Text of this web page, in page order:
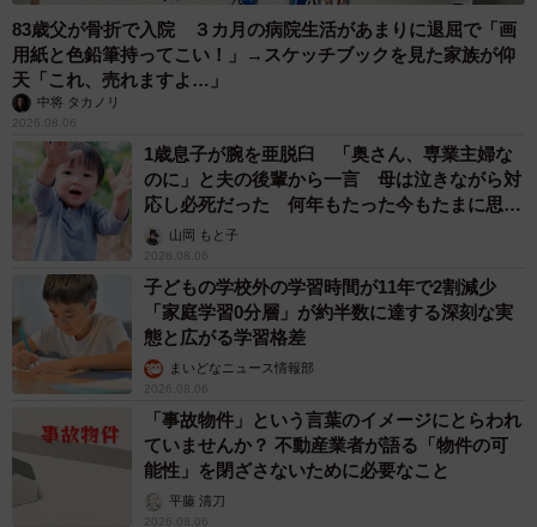
83歳父が骨折で入院 ３カ月の病院生活があまりに退屈で「画
用紙と色鉛筆持ってこい！」→スケッチブックを見た家族が仰
天「これ、売れますよ…」
中将 タカノリ
2026.08.06
1歳息子が腕を亜脱臼 「奥さん、専業主婦な
のに」と夫の後輩から一言 母は泣きながら対
応し必死だった 何年もたった今もたまに思い
出し…山岡 もと子
2026.08.06
子どもの学校外の学習時間が11年で2割減少
「家庭学習0分層」が約半数に達する深刻な実
態と広がる学習格差
まいどなニュース情報部
2026.08.06
「事故物件」という言葉のイメージにとらわれ
ていませんか？ 不動産業者が語る「物件の可
能性」を閉ざさないために必要なこと
平藤 清刀
2026.08.06